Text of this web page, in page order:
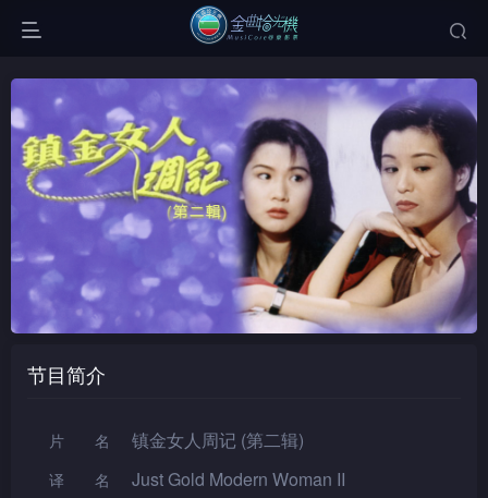
节目简介
片名 镇金女人周记 (第二辑)
译名 Just Gold Modern Woman II